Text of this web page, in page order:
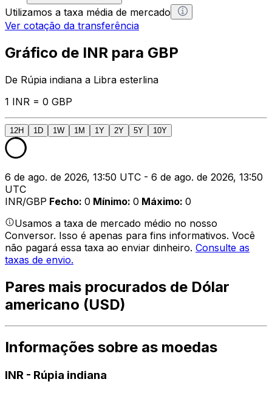
Utilizamos a taxa média de mercado
Ver cotação da transferência
Gráfico de INR para GBP
De Rúpia indiana a Libra esterlina
1 INR = 0 GBP
12H 1D 1W 1M 1Y 2Y 5Y 10Y
6 de ago. de 2026, 13:50 UTC - 6 de ago. de 2026, 13:50
UTC
INR/GBP Fecho: 0 Mínimo: 0 Máximo: 0
Usamos a taxa de mercado médio no nosso
Conversor. Isso é apenas para fins informativos. Você
não pagará essa taxa ao enviar dinheiro. Consulte as
taxas de envio.
Pares mais procurados de Dólar
americano (USD)
Informações sobre as moedas
INR - Rúpia indiana